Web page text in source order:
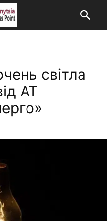
світла
АТ